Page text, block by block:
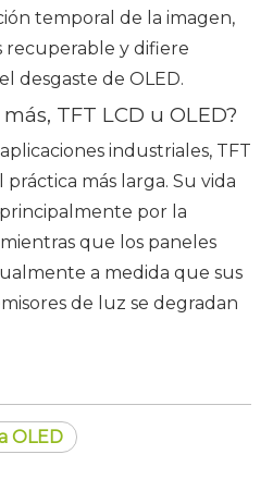
temporal de la imagen,
recuperable y difiere
desgaste de OLED.
TFT LCD u OLED?
industriales, TFT
más larga. Su vida
por la
que los paneles
a medida que sus
de luz se degradan
OLED